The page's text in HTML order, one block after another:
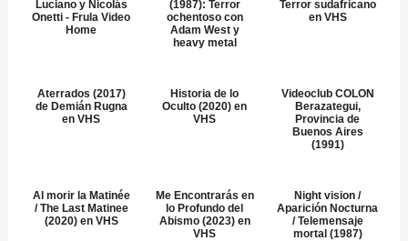
Luciano y Nicolás
Onetti - Frula Video
Home
(1987): Terror
ochentoso con
Adam West y
heavy metal
Terror sudafricano
en VHS
Aterrados (2017)
de Demián Rugna
en VHS
Historia de lo
Oculto (2020) en
VHS
Videoclub COLON
Berazategui,
Provincia de
Buenos Aires
(1991)
Al morir la Matinée
/ The Last Matinee
(2020) en VHS
Me Encontrarás en
lo Profundo del
Abismo (2023) en
VHS
Night vision /
Aparición Nocturna
/ Telemensaje
mortal (1987)